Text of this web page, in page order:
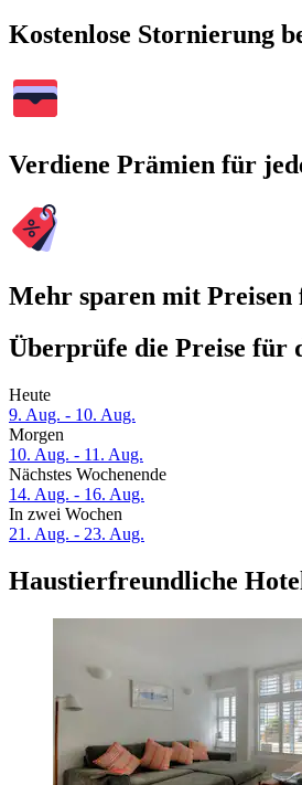
Kostenlose Stornierung
Verdiene Prämien für
Mehr sparen mit
Überprüfe die Preise für
Heute
9. Aug. - 10. Aug.
Morgen
10. Aug. - 11. Aug.
Nächstes Wochenende
14. Aug. - 16. Aug.
In zwei Wochen
21. Aug. - 23. Aug.
Haustierfreundliche